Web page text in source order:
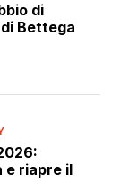
di
Bettega
e riapre il